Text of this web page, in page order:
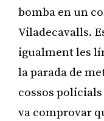
bomba en un
Viladecavalls.
igualment les
la parada de
cossos
va comprovar